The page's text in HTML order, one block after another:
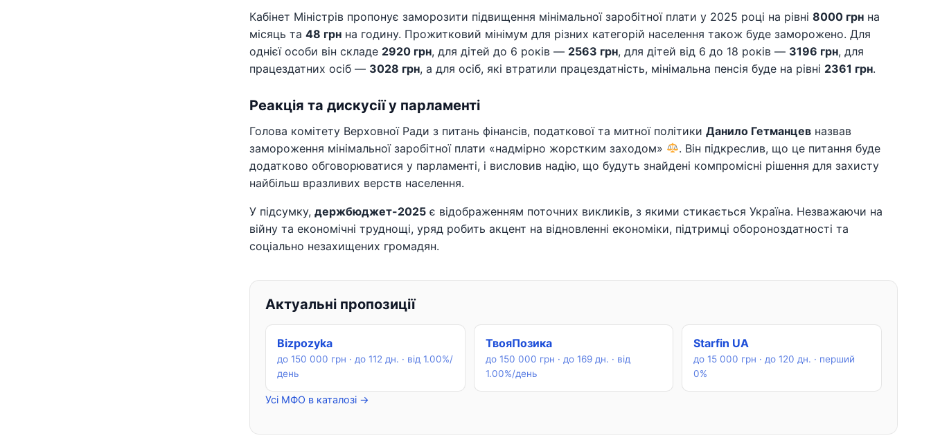
Кабінет Міністрів пропонує заморозити підвищення мінімальної заробітної плати у 2025 році на рівні 8000 грн на
місяць та 48 грн на годину. Прожитковий мінімум для різних категорій населення також буде заморожено. Для
однієї особи він складе 2920 грн, для дітей до 6 років — 2563 грн, для дітей від 6 до 18 років — 3196 грн, для
працездатних осіб — 3028 грн, а для осіб, які втратили працездатність, мінімальна пенсія буде на рівні 2361 грн.
Реакція та дискусії у парламенті
Голова комітету Верховної Ради з питань фінансів, податкової та митної політики Данило Гетманцев назвав
замороження мінімальної заробітної плати «надмірно жорстким заходом»
. Він підкреслив, що це питання буде
додатково обговорюватися у парламенті, і висловив надію, що будуть знайдені компромісні рішення для захисту
найбільш вразливих верств населення.
У підсумку, держбюджет-2025 є відображенням поточних викликів, з якими стикається Україна. Незважаючи на
війну та економічні труднощі, уряд робить акцент на відновленні економіки, підтримці обороноздатності та
соціально незахищених громадян.
Актуальні пропозиції
Bizpozyka
до 150 000 грн · до 112 дн. · від 1.00%/
день
ТвояПозика
до 150 000 грн · до 169 дн. · від
1.00%/день
Starfin UA
до 15 000 грн · до 120 дн. · перший
0%
Усі МФО в каталозі →